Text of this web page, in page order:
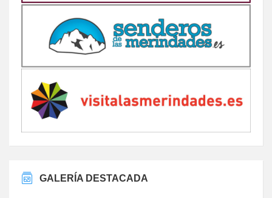
GALERÍA DESTACADA